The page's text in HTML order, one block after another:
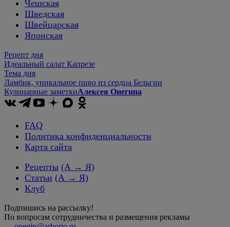
Чешская
Шведская
Швейцарская
Японская
Рецепт дня
Идеальный салат Капрезе
Тема дня
Ламбик, уникальное пиво из сердца Бельгии
Кулинарные заметкиАлексея Онегина
FAQ
Политика конфиденциальности
Карта сайта
Рецепты (А → Я)
Статьи (А → Я)
Клуб
Подпишись на рассылку!
По вопросам сотрудничества и размещения рекламы